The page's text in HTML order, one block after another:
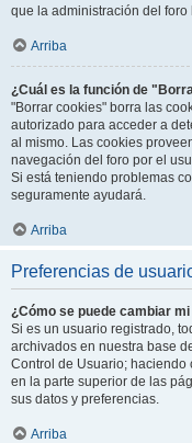
que la administración del foro
Arriba
¿Cuál es la función de
"Borrar cookies" borra las
autorizado para acceder a
al mismo. Las cookies
navegación del foro por el
Si está teniendo problemas
seguramente ayudará.
Arriba
Preferencias de
¿Cómo se puede cambiar
Si es un usuario registrado,
archivados en nuestra base
Control de Usuario; haciendo
en la parte superior de las
sus datos y preferencias.
Arriba